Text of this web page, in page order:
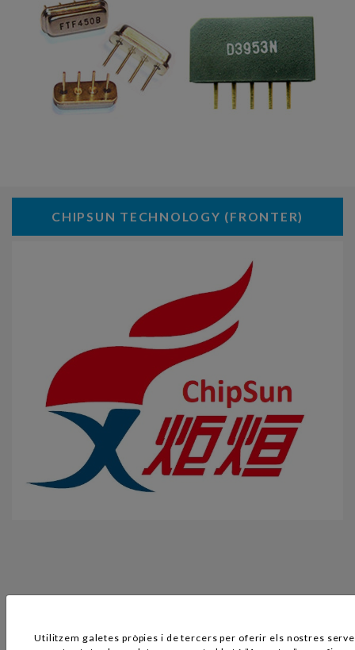
CHIPSUN TECHNOLOGY (FRONTER)
Utilitzem galetes pròpies i de tercers per oferir els nostres